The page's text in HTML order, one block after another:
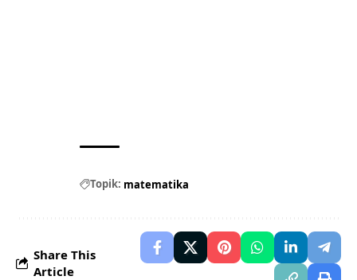
Topik: matematika
Share This
Article